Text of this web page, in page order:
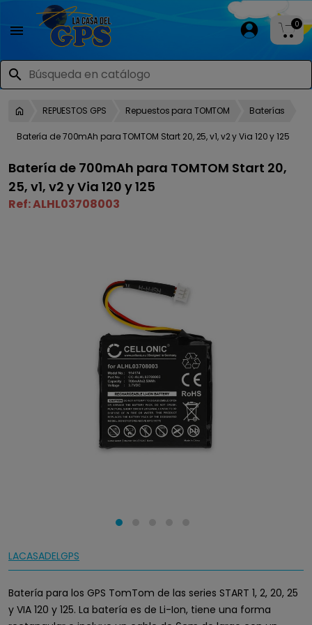

search
0
REPUESTOS GPS Repuestos para TOMTOM Baterías
Batería de 700mAh para TOMTOM Start 20, 25, v1, v2 y Via 120 y 125
Batería de 700mAh para TOMTOM Start 20,
25, v1, v2 y Via 120 y 125
Ref:ALHL03708003
LACASADELGPS
Batería para los GPS TomTom de las series START 1, 2, 20, 25
y VIA 120 y 125. La batería es de Li-Ion, tiene una forma